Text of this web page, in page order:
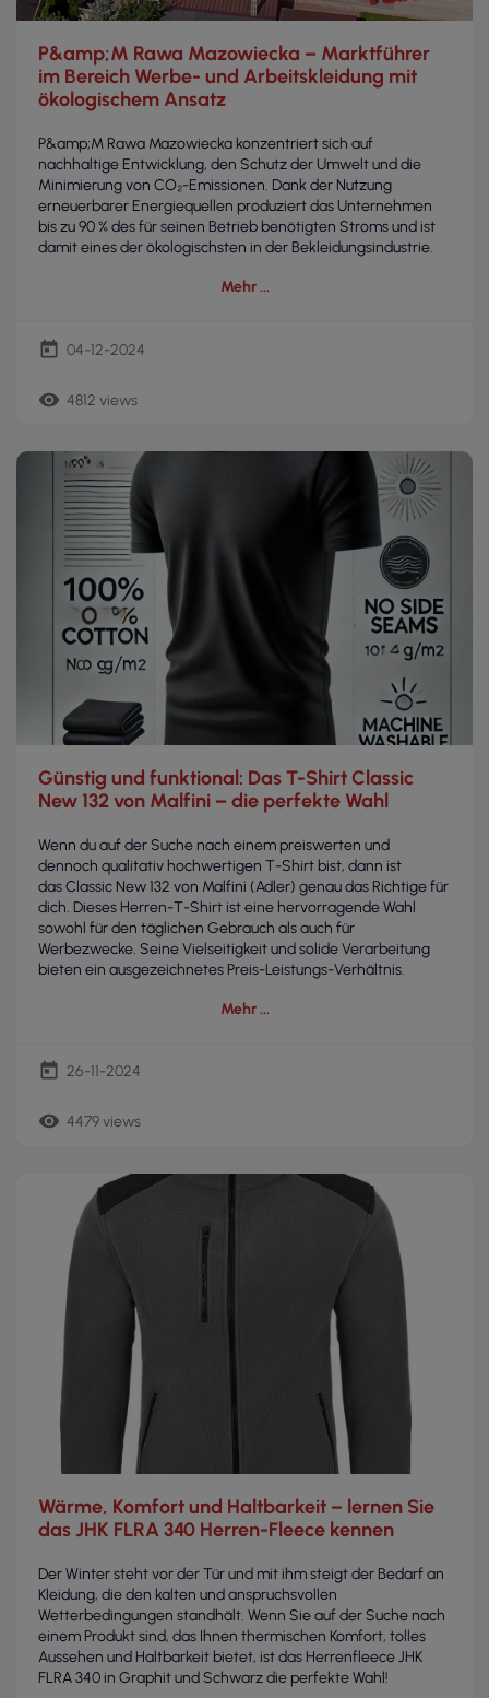
P&amp;M Rawa Mazowiecka – Marktführer
im Bereich Werbe- und Arbeitskleidung mit
ökologischem Ansatz
P&amp;M Rawa Mazowiecka konzentriert sich auf
nachhaltige Entwicklung, den Schutz der Umwelt und die
Minimierung von CO₂-Emissionen. Dank der Nutzung
erneuerbarer Energiequellen produziert das Unternehmen
bis zu 90 % des für seinen Betrieb benötigten Stroms und ist
damit eines der ökologischsten in der Bekleidungsindustrie.
Mehr
today 04-12-2024
remove_red_eye 4812 views
Günstig und funktional: Das T-Shirt Classic
New 132 von Malfini – die perfekte Wahl
Wenn du auf der Suche nach einem preiswerten und
dennoch qualitativ hochwertigen T-Shirt bist, dann ist
das Classic New 132 von Malfini (Adler) genau das Richtige für
dich. Dieses Herren-T-Shirt ist eine hervorragende Wahl
sowohl für den täglichen Gebrauch als auch für
Werbezwecke. Seine Vielseitigkeit und solide Verarbeitung
bieten ein ausgezeichnetes Preis-Leistungs-Verhältnis.
Mehr
today 26-11-2024
remove_red_eye 4479 views
Wärme, Komfort und Haltbarkeit – lernen Sie
das JHK FLRA 340 Herren-Fleece kennen
Der Winter steht vor der Tür und mit ihm steigt der Bedarf an
Kleidung, die den kalten und anspruchsvollen
Wetterbedingungen standhält. Wenn Sie auf der Suche nach
einem Produkt sind, das Ihnen thermischen Komfort, tolles
Aussehen und Haltbarkeit bietet, ist das Herrenfleece JHK
FLRA 340 in Graphit und Schwarz die perfekte Wahl!